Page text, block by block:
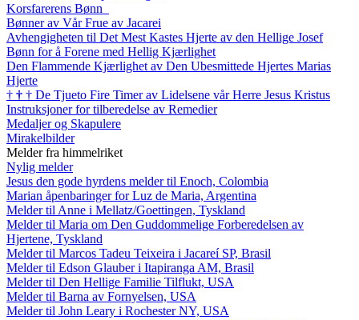
Korsfarerens Bønn
Bønner av Vår Frue av Jacarei
Avhengigheten til Det Mest Kastes Hjerte av den Hellige Josef
Bønn for å Forene med Hellig Kjærlighet
Den Flammende Kjærlighet av Den Ubesmittede Hjertes Marias
Hjerte
† † † De Tjueto Fire Timer av Lidelsene vår Herre Jesus Kristus
Instruksjoner for tilberedelse av Remedier
Medaljer og Skapulere
Mirakelbilder
Melder fra himmelriket
Nylig melder
Jesus den gode hyrdens melder til Enoch, Colombia
Marian åpenbaringer for Luz de Maria, Argentina
Melder til Anne i Mellatz/Goettingen, Tyskland
Melder til Maria om Den Guddommelige Forberedelsen av
Hjertene, Tyskland
Melder til Marcos Tadeu Teixeira i Jacareí SP, Brasil
Melder til Edson Glauber i Itapiranga AM, Brasil
Melder til Den Hellige Familie Tilflukt, USA
Melder til Barna av Fornyelsen, USA
Melder til John Leary i Rochester NY, USA